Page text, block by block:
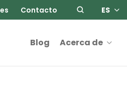
Contacto ES
Blog Acerca de